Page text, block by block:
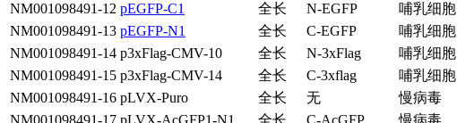
NM001098491-12 pEGFP-C1 全长 N-EGFP 哺乳细胞
NM001098491-13 pEGFP-N1 全长 C-EGFP 哺乳细胞
NM001098491-14 p3xFlag-CMV-10 全长 N-3xFlag 哺乳细胞
NM001098491-15 p3xFlag-CMV-14 全长 C-3xflag 哺乳细胞
NM001098491-16 pLVX-Puro 全长 无 慢病毒